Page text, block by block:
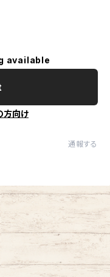
available
方向け
通報する